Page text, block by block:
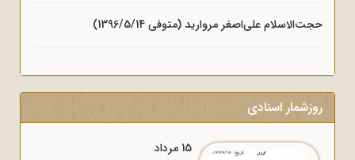
حجت‌الاسلام علی‌اصغر مروارید (متوفی 1396/5/14)
روزشمار اسنادی
15 مرداد